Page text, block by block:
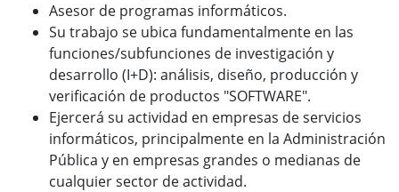
Asesor de programas informáticos.
Su trabajo se ubica fundamentalmente en las
funciones/subfunciones de investigación y
desarrollo (I+D): análisis, diseño, producción y
verificación de productos "SOFTWARE".
Ejercerá su actividad en empresas de servicios
informáticos, principalmente en la Administración
Pública y en empresas grandes o medianas de
cualquier sector de actividad.